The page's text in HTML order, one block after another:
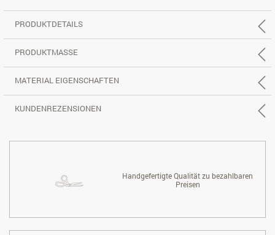
PRODUKTDETAILS
PRODUKTMASSE
MATERIAL EIGENSCHAFTEN
KUNDENREZENSIONEN
Handgefertigte Qualität zu bezahlbaren
Preisen